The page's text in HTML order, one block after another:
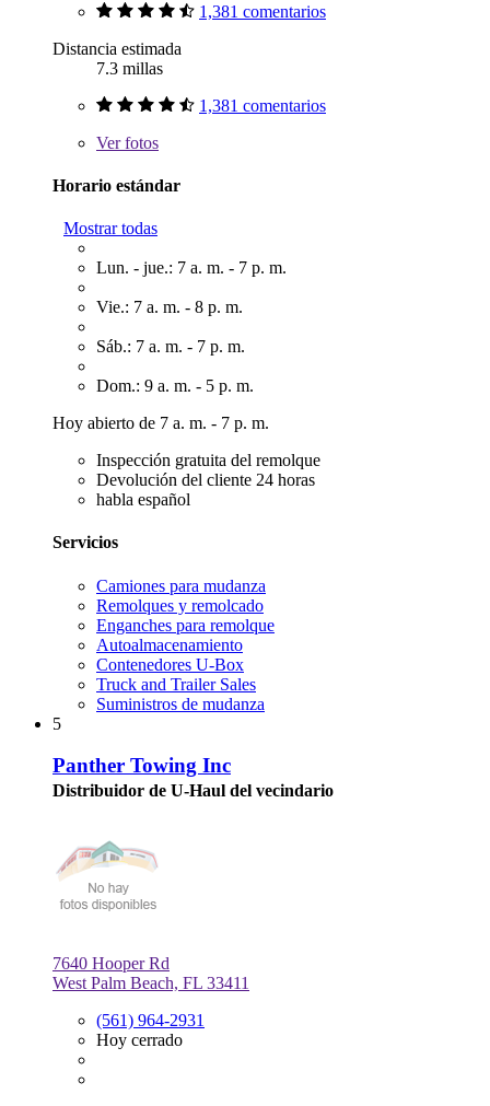
1,381 comentarios
Distancia estimada
7.3 millas
1,381 comentarios
Verfotos
Horario estándar
Mostrar todas
Lun. - jue.: 7 a. m. - 7 p. m.
Vie.: 7 a. m. - 8 p. m.
Sáb.: 7 a. m. - 7 p. m.
Dom.: 9 a. m. - 5 p. m.
Hoy abierto de 7 a. m. - 7 p. m.
Inspección gratuita del remolque
Devolución del cliente 24 horas
habla español
Servicios
Camiones para mudanza
Remolques y remolcado
Enganches para remolque
Autoalmacenamiento
Contenedores U-Box
Truck and Trailer Sales
Suministros de mudanza
5
Panther Towing Inc
Distribuidor de U-Haul del vecindario
7640 Hooper Rd
West Palm Beach, FL 33411
(561) 964-2931
Hoy cerrado